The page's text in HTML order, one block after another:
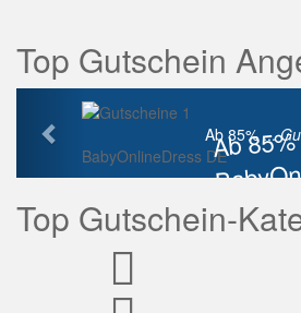
Top Gutschein
Ab 85%
Rabatt
Ab 85% ...
BabyOnlineDress DE
Vorherige
Top Gutschein-